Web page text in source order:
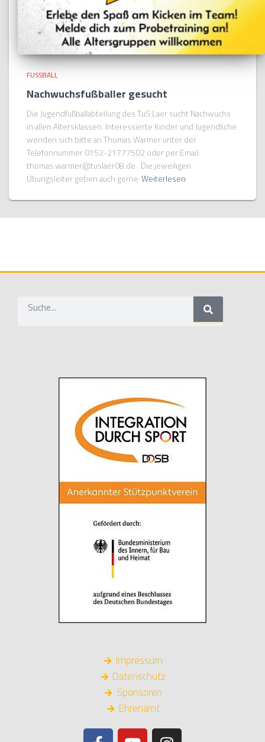
FUSSBALL
Nachwuchsfußballer gesucht
Die Jugendfußballabteilung des TuS Laer sucht Nachwuchs
in allen Altersklassen. Interessierte Kinder und Jugendliche
wenden sich bitte an Thomas Warmer unter der
Telefonnummer 0152-21777502 oder per Email:
thomas.warmer@tuslaer08.de . Die jeweiligen
Übungsleiter geben auch gerne Weiterlesen
Impressum
Datenschutz
Sponsoren
Ehrenamt